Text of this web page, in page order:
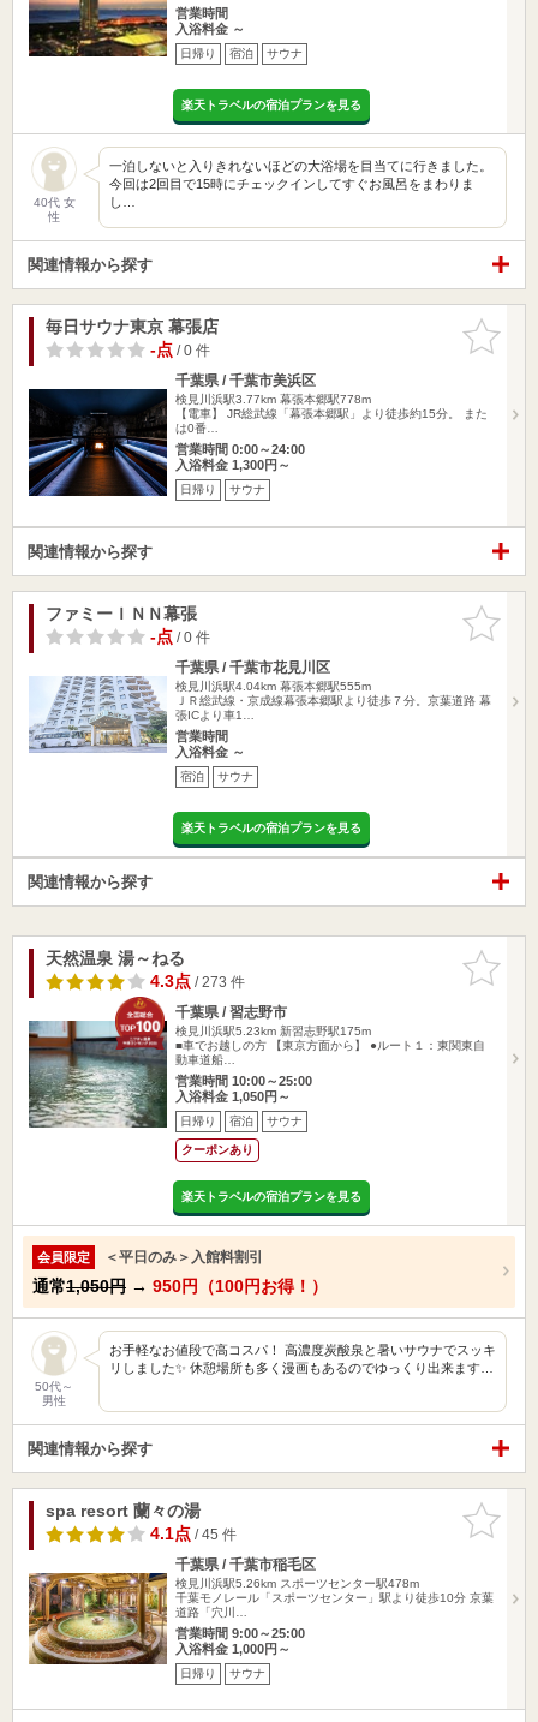
営業時間
入浴料金 ～
日帰り 宿泊 サウナ
楽天トラベルの宿泊プランを見る
40代 女
性
一泊しないと入りきれないほどの大浴場を目当てに行きました。
今回は2回目で15時にチェックインしてすぐお風呂をまわりま
し…
関連情報から探す
お気に入
りに追加
毎日サウナ東京 幕張店
-点/ 0 件
千葉県 / 千葉市美浜区
検見川浜駅3.77km 幕張本郷駅778m
【電車】 JR総武線「幕張本郷駅」より徒歩約15分。 また
は0番…
営業時間 0:00～24:00
入浴料金 1,300円～
日帰り サウナ
関連情報から探す
お気に入
りに追加
ファミーＩＮＮ幕張
-点/ 0 件
千葉県 / 千葉市花見川区
検見川浜駅4.04km 幕張本郷駅555m
ＪＲ総武線・京成線幕張本郷駅より徒歩７分。京葉道路 幕
張ICより車1…
営業時間
入浴料金 ～
宿泊 サウナ
楽天トラベルの宿泊プランを見る
関連情報から探す
お気に入
りに追加
天然温泉 湯～ねる
4.3点/ 273 件
千葉県 / 習志野市
検見川浜駅5.23km 新習志野駅175m
■車でお越しの方 【東京方面から】 ●ルート１：東関東自
動車道船…
営業時間 10:00～25:00
入浴料金 1,050円～
日帰り 宿泊 サウナ
クーポンあり
楽天トラベルの宿泊プランを見る
会員限定 ＜平日のみ＞入館料割引
通常1,050円 → 950円（100円お得！）
50代～
男性
お手軽なお値段で高コスパ！ 高濃度炭酸泉と暑いサウナでスッキ
リしました✨ 休憩場所も多く漫画もあるのでゆっくり出来ます…
関連情報から探す
お気に入
りに追加
spa resort 蘭々の湯
4.1点/ 45 件
千葉県 / 千葉市稲毛区
検見川浜駅5.26km スポーツセンター駅478m
千葉モノレール「スポーツセンター」駅より徒歩10分 京葉
道路「穴川…
営業時間 9:00～25:00
入浴料金 1,000円～
日帰り サウナ